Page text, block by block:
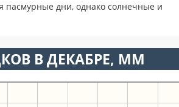
дни, однако солнечные и
В ДЕКАБРЕ, ММ